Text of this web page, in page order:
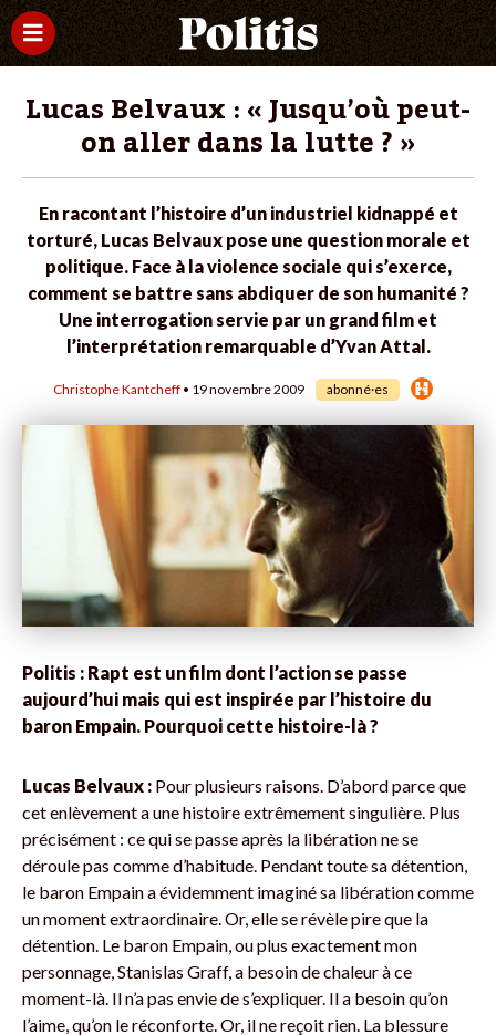
Lucas Belvaux : « Jusqu’où peut-
on aller dans la lutte ? »
En racontant l’histoire d’un industriel kidnappé et
torturé, Lucas Belvaux pose une question morale et
politique. Face à la violence sociale qui s’exerce,
comment se battre sans abdiquer de son humanité ?
Une interrogation servie par un grand film et
l’interprétation remarquable d’Yvan Attal.
Christophe Kantcheff • 19 novembre 2009 abonné·es
Politis : Rapt est un film dont l’action se passe
aujourd’hui mais qui est inspirée par l’histoire du
baron Empain. Pourquoi cette histoire-là ?
Lucas Belvaux : Pour plusieurs raisons. D’abord parce que
cet enlèvement a une histoire extrêmement singulière. Plus
précisément : ce qui se passe après la libération ne se
déroule pas comme d’habitude. Pendant toute sa détention,
le baron Empain a évidemment imaginé sa libération comme
un moment extraordinaire. Or, elle se révèle pire que la
détention. Le baron Empain, ou plus exactement mon
personnage, Stanislas Graff, a besoin de chaleur à ce
moment-là. Il n’a pas envie de s’expliquer. Il a besoin qu’on
l’aime, qu’on le réconforte. Or, il ne reçoit rien. La blessure